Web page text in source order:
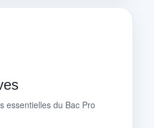
essentielles du Bac Pro